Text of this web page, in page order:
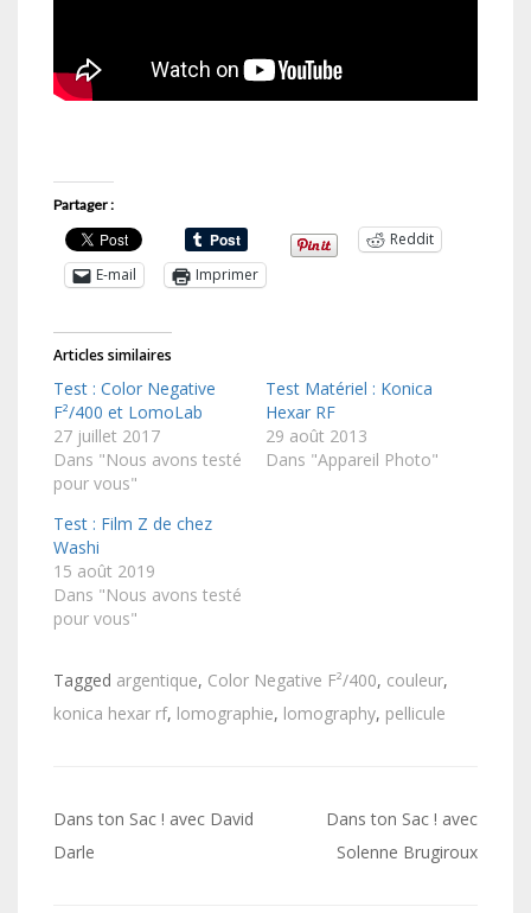
Partager :
Reddit
E-mail
Imprimer
Articles similaires
Test : Color Negative
F²/400 et LomoLab
27 juillet 2017
Dans "Nous avons testé
pour vous"
Test Matériel : Konica
Hexar RF
29 août 2013
Dans "Appareil Photo"
Test : Film Z de chez
Washi
15 août 2019
Dans "Nous avons testé
pour vous"
Tagged argentique, Color Negative F²/400, couleur,
konica hexar rf, lomographie, lomography, pellicule
Navigation
de
Dans ton Sac ! avec David
Darle
Dans ton Sac ! avec
Solenne Brugiroux